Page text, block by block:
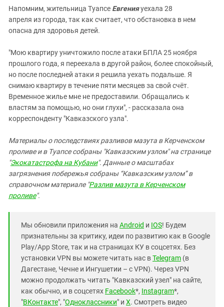
Напомним, жительница Туапсе Евгенияуехала 28
апреля из города, так как считает, что обстановка в нем
опасна для здоровья детей.
"Мою квартиру уничтожило после атаки БПЛА 25 ноября
прошлого года, я переехала в другой район, более спокойный,
но после последней атаки я решила уехать подальше. Я
снимаю квартиру в течение пяти месяцев за свой счёт.
Временное жилье мне не предоставили. Обращались к
властям за помощью, но они глухи", - рассказала она
корреспонденту "Кавказского узла".
Материалы о последствиях разливов мазута в Керченском
проливе и в Туапсе собраны "Кавказским узлом" на странице
"Экокатастрофа на Кубани". Данные о масштабах
загрязнения побережья собраны “Кавказским узлом” в
справочном материале "Разлив мазута в Керченском
проливе".
Мы обновили приложения на Android и IOS! Будем
признательны за критику, идеи по развитию как в Google
Play/App Store, так и на страницах КУ в соцсетях. Без
установки VPN вы можете читать нас вTelegram (в
Дагестане, Чечне и Ингушетии – с VPN). Через VPN
можно продолжать читать "Кавказский узел" на сайте,
как обычно, и в соцсетях Facebook*, Instagram*,
"ВКонтакте", "Одноклассники" и X. Смотреть видео